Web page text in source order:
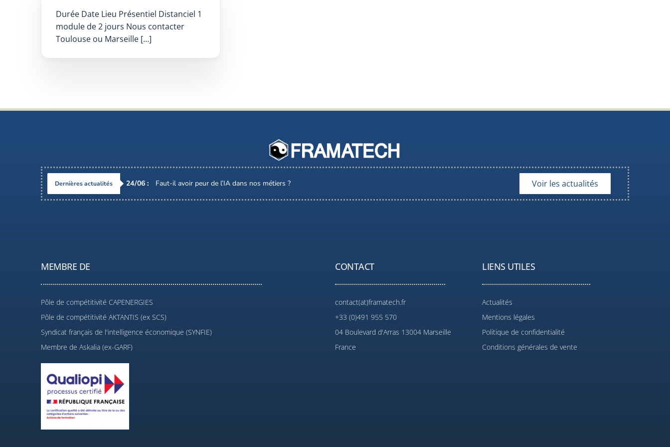
Durée Date Lieu Présentiel Distanciel 1
module de 2 jours Nous contacter
Toulouse ou Marseille […]
Dernières actualités 24/06 : Faut-il avoir peur de l’IA dans nos métiers ? Voir les actualités
MEMBRE DE
Pôle de compétitivité CAPENERGIES
Pôle de compétitivité AKTANTIS (ex SCS)
Syndicat français de l'intelligence économique (SYNFIE)
Membre de Askalia (ex-GARF)
CONTACT
contact(at)framatech.fr
+33 (0)491 955 570
04 Boulevard d'Arras 13004 Marseille
France
LIENS UTILES
Actualités
Mentions légales
Politique de confidentialité
Conditions générales de vente